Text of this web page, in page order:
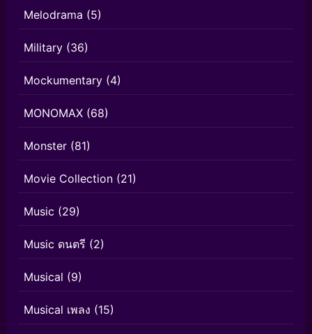
Melodrama (5)
Military (36)
Mockumentary (4)
MONOMAX (68)
Monster (81)
Movie Collection (21)
Music (29)
Music ดนตรี (2)
Musical (9)
Musical เพลง (15)